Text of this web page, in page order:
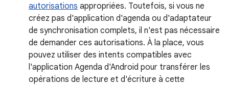
autorisations appropriées. Toutefois, si vous ne
créez pas d'application d'agenda ou d'adaptateur
de synchronisation complets, il n'est pas nécessaire
de demander ces autorisations. À la place, vous
pouvez utiliser des intents compatibles avec
l'application Agenda d'Android pour transférer les
opérations de lecture et d'écriture à cette